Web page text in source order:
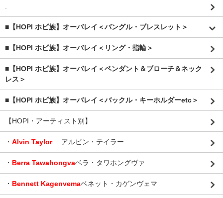
.
■【HOPI ホピ族】オーバレイ＜バングル・ブレスレット＞
■【HOPI ホピ族】オーバレイ＜リング・指輪＞
■【HOPI ホピ族】オーバレイ＜ペンダント＆ブローチ＆ネック
レス＞
■【HOPI ホピ族】オーバレイ＜バックル・キーホルダーetc＞
【HOPI・アーティスト別】
・ Alvin Taylor アルビン・テイラー
・ Berra Tawahongvaベラ・タワホングヴァ
・ Bennett Kagenvemaベネット・カゲンヴェマ